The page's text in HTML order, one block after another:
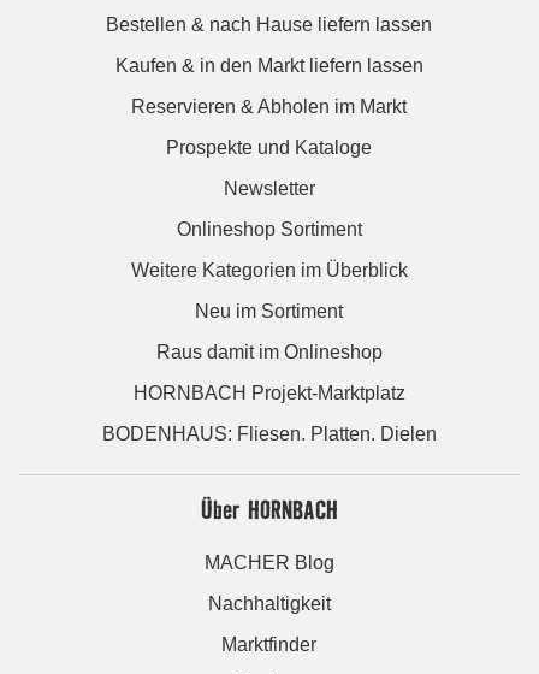
Bestellen & nach Hause liefern lassen
Kaufen & in den Markt liefern lassen
Reservieren & Abholen im Markt
Prospekte und Kataloge
Newsletter
Onlineshop Sortiment
Weitere Kategorien im Überblick
Neu im Sortiment
Raus damit im Onlineshop
HORNBACH Projekt-Marktplatz
BODENHAUS: Fliesen. Platten. Dielen
Über HORNBACH
MACHER Blog
Nachhaltigkeit
Marktfinder